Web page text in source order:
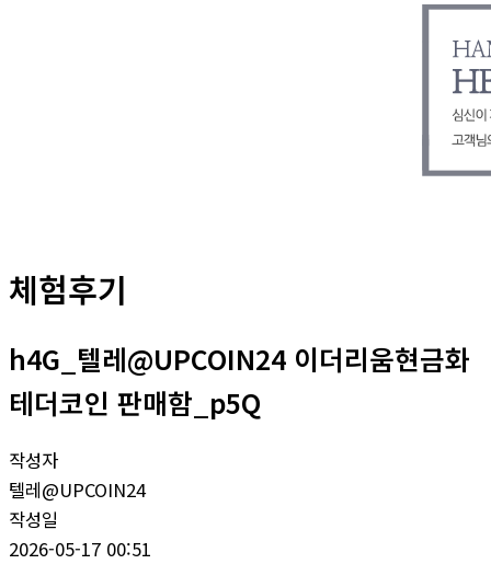
체험후기
h4G_텔레@UPCOIN24 이더리움현금화
테더코인 판매함_p5Q
작성자
텔레@UPCOIN24
작성일
2026-05-17 00:51